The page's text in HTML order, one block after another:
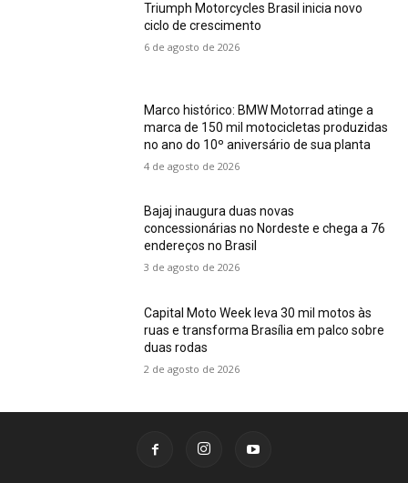
Triumph Motorcycles Brasil inicia novo
ciclo de crescimento
6 de agosto de 2026
Marco histórico: BMW Motorrad atinge a
marca de 150 mil motocicletas produzidas
no ano do 10º aniversário de sua planta
4 de agosto de 2026
Bajaj inaugura duas novas
concessionárias no Nordeste e chega a 76
endereços no Brasil
3 de agosto de 2026
Capital Moto Week leva 30 mil motos às
ruas e transforma Brasília em palco sobre
duas rodas
2 de agosto de 2026